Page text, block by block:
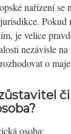
nařízení se
jurisdikce. Pokud
je velice
nezávisle
o
tavitel
osoba: